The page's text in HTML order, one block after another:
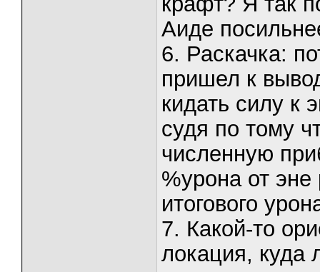
Аиде
6. Раскачка:
пришел к
кидать силу к
судя по тому
численную
%урона от
итогового
7. Какой-то
локация, куда